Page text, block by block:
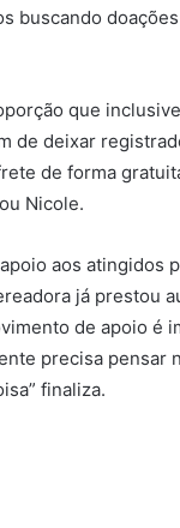
buscando
que
de deixar
de forma
Nicole.
aos atingidos
já prestou
de apoio é
precisa pensar
finaliza.